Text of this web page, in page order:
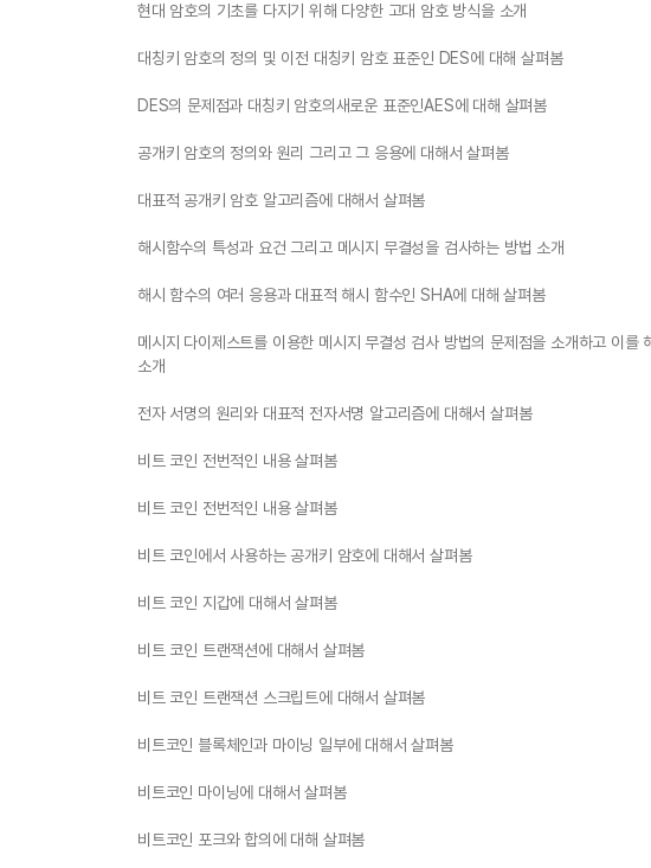
현대 암호의 기초를 다지기 위해 다양한 고대 암호 방식을 소개
대칭키 암호의 정의 및 이전 대칭키 암호 표준인 DES에 대해 살펴봄
DES의 문제점과 대칭키 암호의새로운 표준인AES에 대해 살펴봄
공개키 암호의 정의와 원리 그리고 그 응용에 대해서 살펴봄
대표적 공개키 암호 알고리즘에 대해서 살펴봄
해시함수의 특성과 요건 그리고 메시지 무결성을 검사하는 방법 소개
해시 함수의 여러 응용과 대표적 해시 함수인 SHA에 대해 살펴봄
메시지 다이제스트를 이용한 메시지 무결성 검사 방법의 문제점을 소개하고 이를
소개
전자 서명의 원리와 대표적 전자서명 알고리즘에 대해서 살펴봄
비트 코인 전번적인 내용 살펴봄
비트 코인 전번적인 내용 살펴봄
비트 코인에서 사용하는 공개키 암호에 대해서 살펴봄
비트 코인 지갑에 대해서 살펴봄
비트 코인 트랜잭션에 대해서 살펴봄
비트 코인 트랜잭션 스크립트에 대해서 살펴봄
비트코인 블록체인과 마이닝 일부에 대해서 살펴봄
비트코인 마이닝에 대해서 살펴봄
비트코인 포크와 합의에 대해 살펴봄